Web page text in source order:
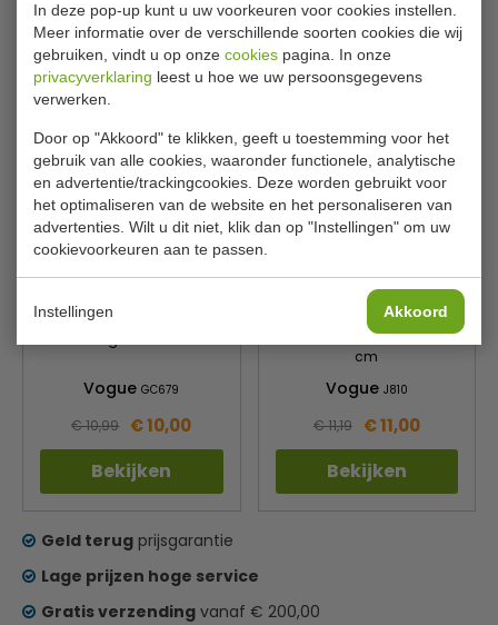
In deze pop-up kunt u uw voorkeuren voor cookies instellen.
Meer informatie over de verschillende soorten cookies die wij
gebruiken, vindt u op onze cookies pagina. In onze
privacyverklaring leest u hoe we uw persoonsgegevens
verwerken.
Door op "Akkoord" te klikken, geeft u toestemming voor het
gebruik van alle cookies, waaronder functionele, analytische
en advertentie/trackingcookies. Deze worden gebruikt voor
het optimaliseren van de website en het personaliseren van
advertenties. Wilt u dit niet, klik dan op "Instellingen" om uw
cookievoorkeuren aan te passen.
Instellingen Akkoord
€ 5,79 € 5,45
Bekijken
€ 9,39 € 8,85
Bekijken
VogueGC679
€ 10,99 € 10,00
Bekijken
Afkoelrooster Maten 43 x 25
cm
Vogue J810
€ 11,19 € 11,00
Bekijken
Geld terug prijsgarantie
Lage prijzen hoge service
Gratis verzending vanaf € 200,00